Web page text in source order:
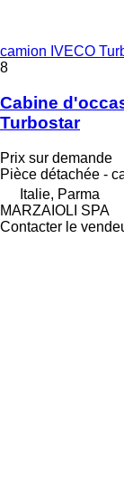
camion IVECO
8
Cabine
Turbostar
Prix sur demande
Pièce détachée -
Italie, Parma
MARZAIOLI SPA
Contacter le